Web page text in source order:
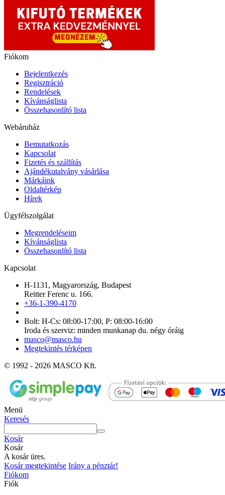
Fiókom
Bejelentkezés
Regisztráció
Rendelések
Kívánságlista
Összehasonlító lista
Webáruház
Bemutatkozás
Kapcsolat
Fizetés és szállítás
Ajándékutalvány vásárlása
Márkáink
Oldaltérkép
Hírek
Ügyfélszolgálat
Megrendeléseim
Kívánságlista
Összehasonlító lista
Kapcsolat
H-1131, Magyarország, Budapest
Reitter Ferenc u. 166.
+36-1-390-4170
Bolt: H-Cs: 08:00-17:00, P: 08:00-16:00
Iroda és szerviz: minden munkanap du. négy óráig
masco@masco.hu
Megtekintés térképen
© 1992 - 2026 MASCO Kft.
Menü
Keresés
Kosár
Kosár
A kosár üres.
Kosár megtekintése Irány a pénztár!
Fiókom
Fiók